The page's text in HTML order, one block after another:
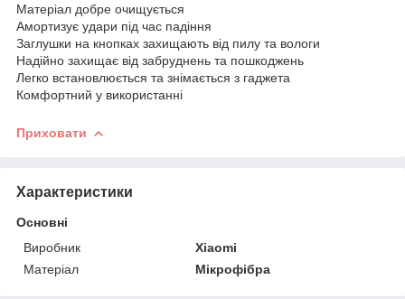
Матеріал добре очищується
Амортизує удари під час падіння
Заглушки на кнопках захищають від пилу та вологи
Надійно захищає від забруднень та пошкоджень
Легко встановлюється та знімається з гаджета
Комфортний у використанні
Приховати
Характеристики
Основні
Виробник
Xiaomi
Матеріал
Мікрофібра